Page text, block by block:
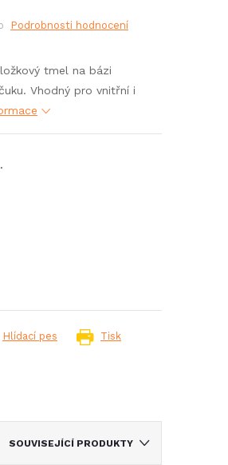
Podrobnosti hodnocení
tmel na bázi
Vhodný pro vnitřní i
Tisk
Hlídací pes
SOUVISEJÍCÍ PRODUKTY